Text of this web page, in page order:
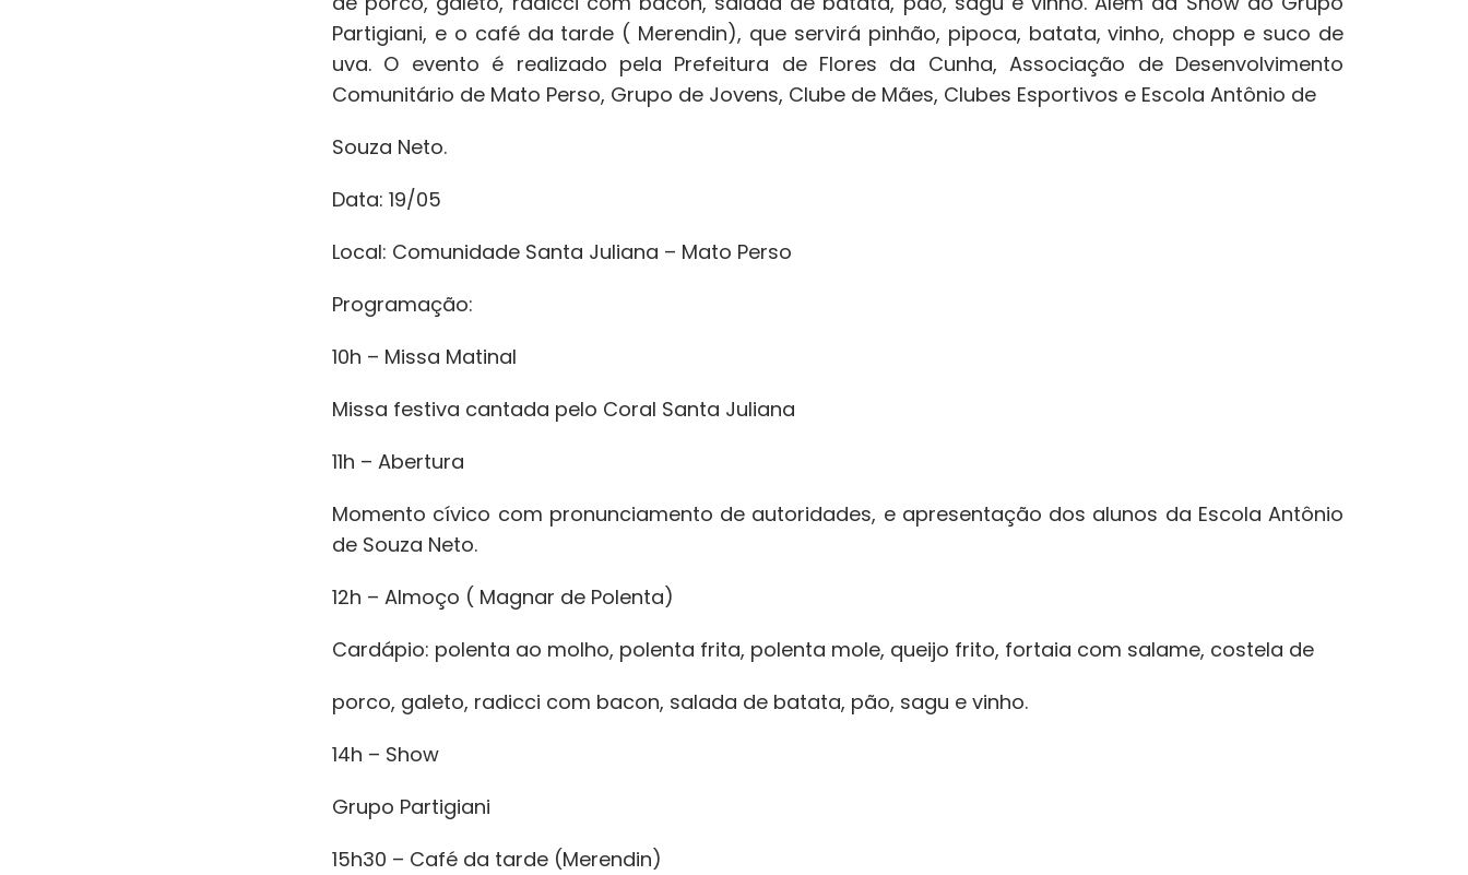
Partigiani, e o café da tarde ( Merendin), que servirá pinhão, pipoca, batata, vinho, chopp e suco de
uva. O evento é realizado pela Prefeitura de Flores da Cunha, Associação de Desenvolvimento
Comunitário de Mato Perso, Grupo de Jovens, Clube de Mães, Clubes Esportivos e Escola Antônio de
Souza Neto.
Data: 19/05
Local: Comunidade Santa Juliana – Mato Perso
Programação:
10h – Missa Matinal
Missa festiva cantada pelo Coral Santa Juliana
11h – Abertura
Momento cívico com pronunciamento de autoridades, e apresentação dos alunos da Escola Antônio
de Souza Neto.
12h – Almoço ( Magnar de Polenta)
Cardápio: polenta ao molho, polenta frita, polenta mole, queijo frito, fortaia com salame, costela de
porco, galeto, radicci com bacon, salada de batata, pão, sagu e vinho.
14h – Show
Grupo Partigiani
15h30 – Café da tarde (Merendin)